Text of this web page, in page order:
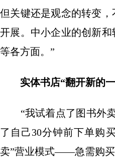
但关键还是观念的转变
开展。中小企业的创新
等各方面。”
实体书店“翻开新的一
“我试着点了图书外卖
了自己30分钟前下单购
卖”营业模式——急需购买